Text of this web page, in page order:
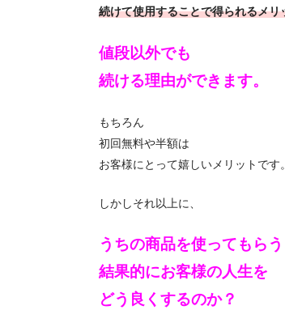
続けて使用することで得られるメ
値段以外でも
続ける理由ができます。
もちろん
初回無料や半額は
お客様にとって嬉しいメリットです。
しかしそれ以上に、
うちの商品を使ってもら
結果的にお客様の人生を
どう良くするのか？